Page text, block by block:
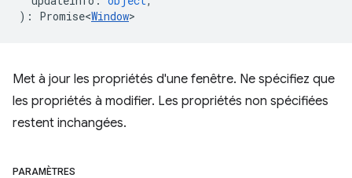
) : Promise<Window>
Met à jour les propriétés d'une fenêtre. Ne spécifiez que
les propriétés à modifier. Les propriétés non spécifiées
restent inchangées.
PARAMÈTRES